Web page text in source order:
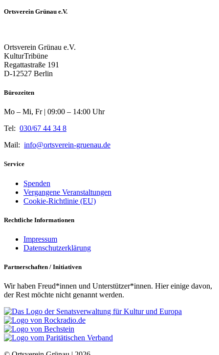
Ortsverein Grünau e.V.
Ortsverein Grünau e.V.
KulturTribüne
Regattastraße 191
D-12527 Berlin
Bürozeiten
Mo – Mi, Fr | 09:00 – 14:00 Uhr
Tel: 030/67 44 34 8
Mail: info@ortsverein-gruenau.de
Service
Spenden
Vergangene Veranstaltungen
Cookie-Richtlinie (EU)
Rechtliche Informationen
Impressum
Datenschutzerklärung
Partnerschaften / Initiativen
Wir haben Freud*innen und Unterstützer*innen. Hier einige davon,
der Rest möchte nicht genannt werden.